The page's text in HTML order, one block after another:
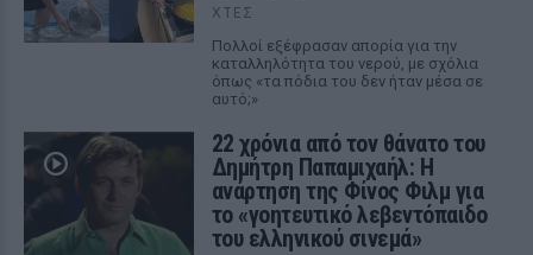
ΧΤΕΣ
Πολλοί εξέφρασαν απορία για την
καταλληλότητα του νερού, με σχόλια
όπως «τα πόδια του δεν ήταν μέσα σε
αυτό;»
22 χρόνια από τον θάνατο του
Δημήτρη Παπαμιχαήλ: Η
ανάρτηση της Φίνος Φιλμ για
το «γοητευτικό λεβεντόπαιδο
του ελληνικού σινεμά»